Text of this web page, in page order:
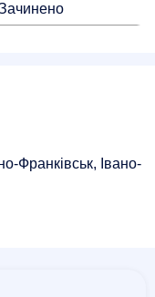
Франківськ, Івано-